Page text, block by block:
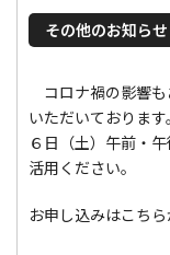
その他のお知らせ
コロナ禍の影響も
いただいておりま
６日（土）午前・
活用ください。
お申し込みはこちら